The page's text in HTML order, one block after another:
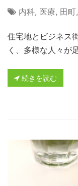
内科, 医療, 田町,
住宅地とビジネス
く、多様な人々が
続きを読む